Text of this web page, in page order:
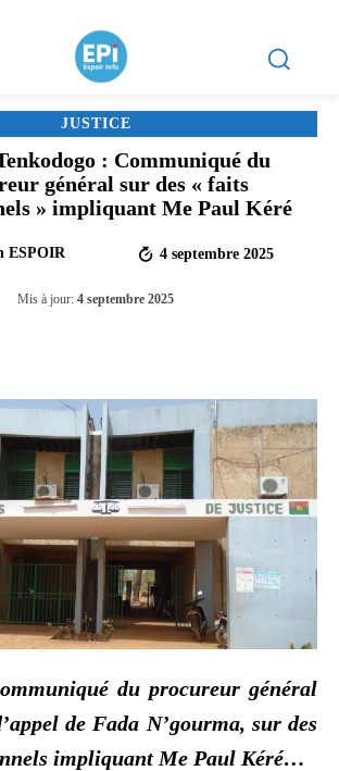
JUSTICE
: Communiqué du
général sur des « faits
» impliquant Me Paul Kéré
ESPOIR 4 septembre 2025
Mis à jour: 4 septembre 2025
du procureur général
de Fada N’gourma, sur des
impliquant Me Paul Kéré…